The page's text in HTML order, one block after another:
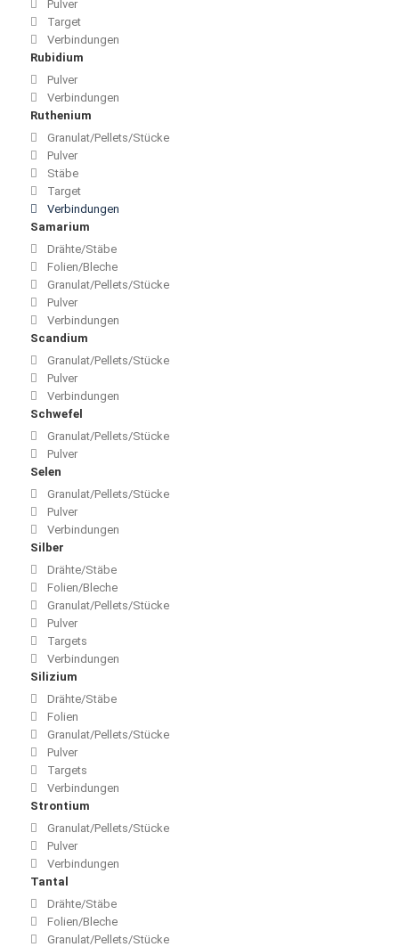
Pulver
Target
Verbindungen
Rubidium
Pulver
Verbindungen
Ruthenium
Granulat/Pellets/Stücke
Pulver
Stäbe
Target
Verbindungen
Samarium
Drähte/Stäbe
Folien/Bleche
Granulat/Pellets/Stücke
Pulver
Verbindungen
Scandium
Granulat/Pellets/Stücke
Pulver
Verbindungen
Schwefel
Granulat/Pellets/Stücke
Pulver
Selen
Granulat/Pellets/Stücke
Pulver
Verbindungen
Silber
Drähte/Stäbe
Folien/Bleche
Granulat/Pellets/Stücke
Pulver
Targets
Verbindungen
Silizium
Drähte/Stäbe
Folien
Granulat/Pellets/Stücke
Pulver
Targets
Verbindungen
Strontium
Granulat/Pellets/Stücke
Pulver
Verbindungen
Tantal
Drähte/Stäbe
Folien/Bleche
Granulat/Pellets/Stücke